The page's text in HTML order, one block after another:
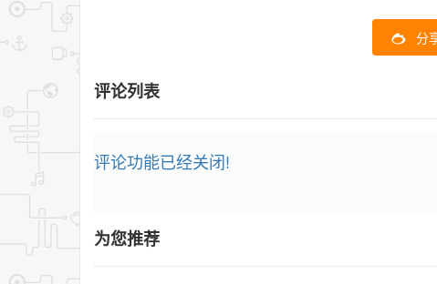
分
评论列表
评论功能已经关闭!
为您推荐